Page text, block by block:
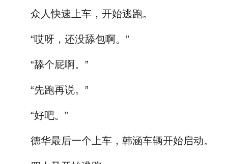
众人快速上车，开始逃跑。
“哎呀，还没舔包啊。”
“舔个屁啊。”
“先跑再说。”
“好吧。”
德华最后一个上车，韩涵车辆开始启动。